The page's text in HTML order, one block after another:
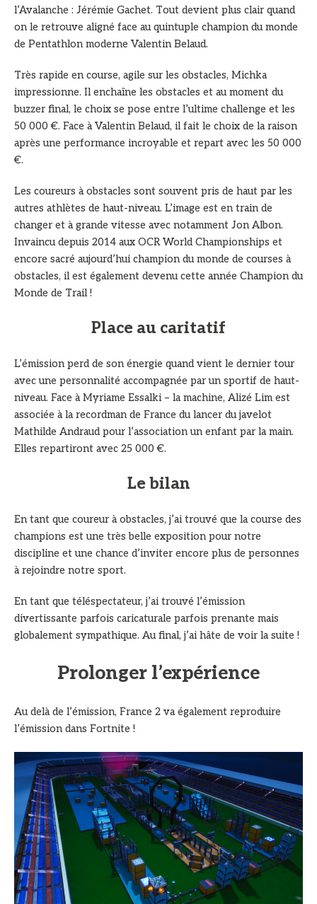
l’Avalanche : Jérémie Gachet. Tout devient plus clair quand
on le retrouve aligné face au quintuple champion du monde
de Pentathlon moderne Valentin Belaud.
Très rapide en course, agile sur les obstacles, Michka
impressionne. Il enchaîne les obstacles et au moment du
buzzer final, le choix se pose entre l’ultime challenge et les
50 000 €. Face à Valentin Belaud, il fait le choix de la raison
après une performance incroyable et repart avec les 50 000
€.
Les coureurs à obstacles sont souvent pris de haut par les
autres athlètes de haut-niveau. L’image est en train de
changer et à grande vitesse avec notamment Jon Albon.
Invaincu depuis 2014 aux OCR World Championships et
encore sacré aujourd’hui champion du monde de courses à
obstacles, il est également devenu cette année Champion du
Monde de Trail !
Place au caritatif
L’émission perd de son énergie quand vient le dernier tour
avec une personnalité accompagnée par un sportif de haut-
niveau. Face à Myriame Essalki – la machine, Alizé Lim est
associée à la recordman de France du lancer du javelot
Mathilde Andraud pour l’association un enfant par la main.
Elles repartiront avec 25 000 €.
Le bilan
En tant que coureur à obstacles, j’ai trouvé que la course des
champions est une très belle exposition pour notre
discipline et une chance d’inviter encore plus de personnes
à rejoindre notre sport.
En tant que téléspectateur, j’ai trouvé l’émission
divertissante parfois caricaturale parfois prenante mais
globalement sympathique. Au final, j’ai hâte de voir la suite !
Prolonger l’expérience
Au delà de l’émission, France 2 va également reproduire
l’émission dans Fortnite !